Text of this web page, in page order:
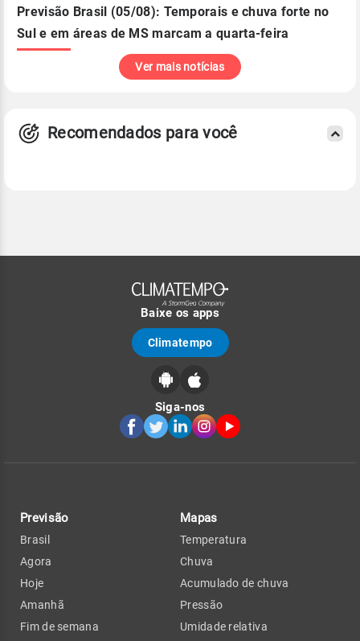
Previsão Brasil (05/08): Temporais e chuva forte no
Sul e em áreas de MS marcam a quarta-feira
Ver mais notícias
Recomendados para você
Baixe os apps
Climatempo
Siga-nos
Previsão
Brasil
Agora
Hoje
Amanhã
Fim de semana
Mapas
Temperatura
Chuva
Acumulado de chuva
Pressão
Umidade relativa